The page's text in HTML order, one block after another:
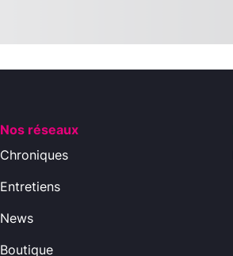
Nos réseaux
Chroniques
Entretiens
News
Boutique